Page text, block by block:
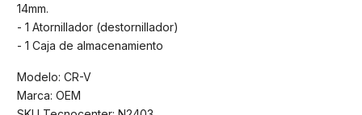
14mm.
- 1 Atornillador (destornillador)
- 1 Caja de almacenamiento
Modelo: CR-V
Marca: OEM